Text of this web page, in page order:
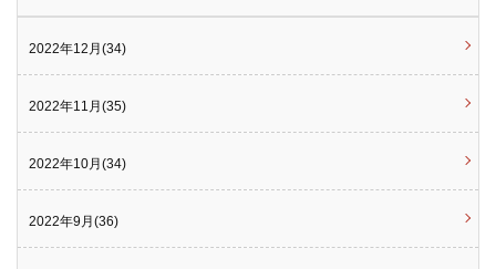
2022年12月(34)
2022年11月(35)
2022年10月(34)
2022年9月(36)